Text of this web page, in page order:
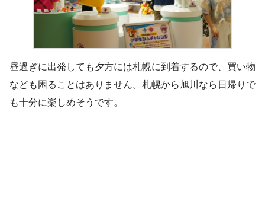
昼過ぎに出発しても夕方には札幌に到着するので、買い物
なども困ることはありません。札幌から旭川なら日帰りで
も十分に楽しめそうです。